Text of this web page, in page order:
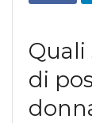
Quali
di